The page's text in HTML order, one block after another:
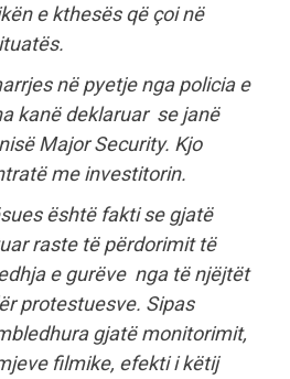
e kthesës që çoi në
në pyetje nga policia e
kanë deklaruar se janë
Major Security. Kjo
me investitorin.
është fakti se gjatë
raste të përdorimit të
e gurëve nga të njëjtët
protestuesve. Sipas
gjatë monitorimit,
filmike, efekti i këtij